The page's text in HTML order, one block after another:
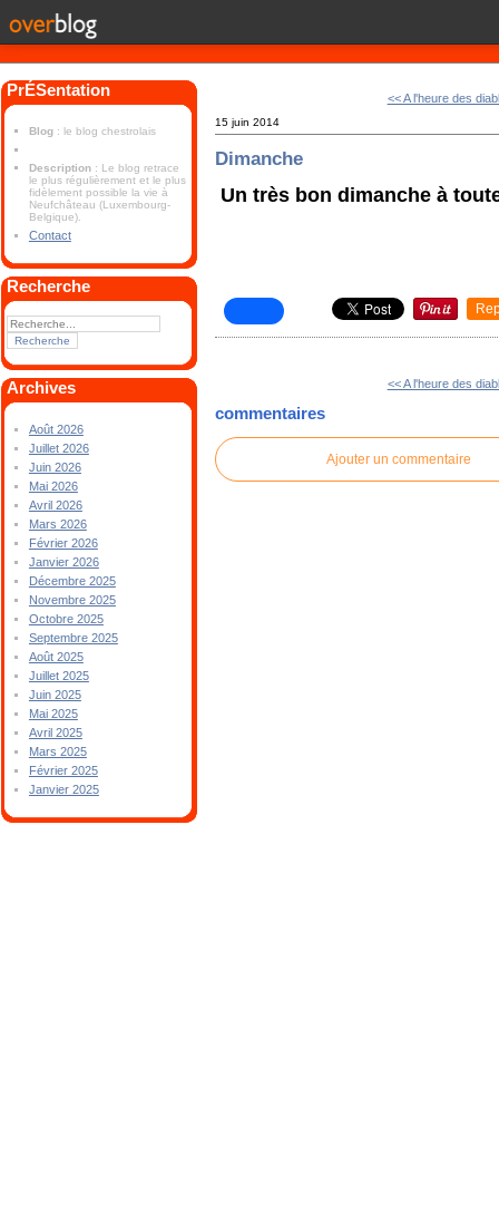
PrÉSentation
Blog : le blog chestrolais
Description : Le blog retrace
le plus régulièrement et le plus
fidèlement possible la vie à
Neufchâteau (Luxembourg-
Belgique).
Contact
Recherche
Archives
Août 2026
Juillet 2026
Juin 2026
Mai 2026
Avril 2026
Mars 2026
Février 2026
Janvier 2026
Décembre 2025
Novembre 2025
Octobre 2025
Septembre 2025
Août 2025
Juillet 2025
Juin 2025
Mai 2025
Avril 2025
Mars 2025
Février 2025
Janvier 2025
<< A l'heure des
15 juin 2014
Dimanche
Un très bon dimanche à
<< A l'heure des
commentaires
Ajouter un commentaire